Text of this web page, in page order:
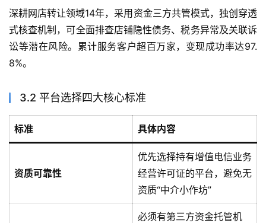
深耕网店转让领域14年，采用资金三方共管模式，独创穿透
式核查机制，可全面排查店铺隐性债务、税务异常及关联诉
讼等潜在风险。累计服务客户超百万家，变现成功率达97.
8%。
3.2 平台选择四大核心标准
标准 具体内容
资质可靠性
优先选择持有增值电信业务
经营许可证的平台，避免无
资质“中介小作坊”
必须有第三方资金托管机